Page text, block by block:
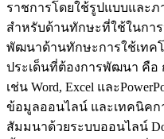
ราชการโดยใช้รูปแบบและ
สำหรับด้านทักษะที่ใช้ในกา
พัฒนาด้านทักษะการใช้เทค
ประเด็นที่ต้องการพัฒนา คือ
เช่น Word, Excel และ
ข้อมูลออนไลน์ และเทคนิคก
สัมมนาด้วยระบบออนไลน์